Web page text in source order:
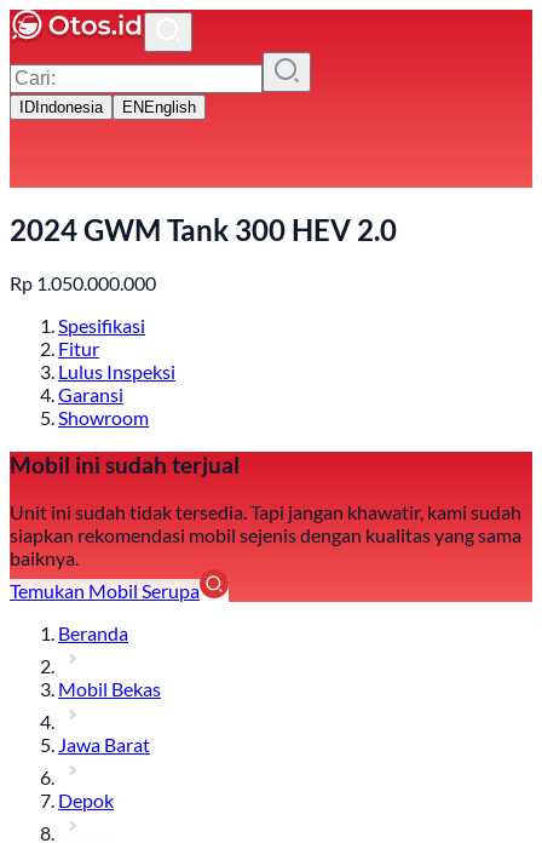
ID Indonesia EN English
2024 GWM Tank 300 HEV 2.0
Rp 1.050.000.000
Spesifikasi
Fitur
Lulus Inspeksi
Garansi
Showroom
Mobil ini sudah terjual
Unit ini sudah tidak tersedia. Tapi jangan khawatir, kami sudah
siapkan rekomendasi mobil sejenis dengan kualitas yang sama
baiknya.
Temukan Mobil Serupa
Beranda
Mobil Bekas
Jawa Barat
Depok